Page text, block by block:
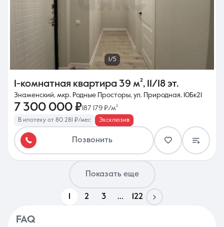
1/5
1-комнатная квартира 39 м², 11/18 эт.
Знаменский, мкр. Родные Просторы, ул. Природная, 10Бк21
7 300 000 ₽187 179 ₽/м²
В ипотеку от 80 281 ₽/мес Эксклюзив
Позвонить
Показать еще
2 3 ... 122
FAQ